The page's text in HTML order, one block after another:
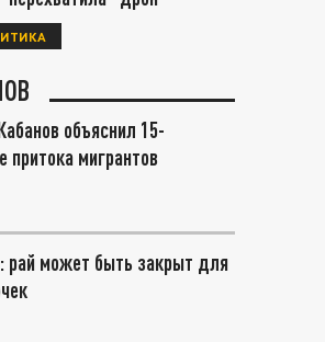
объяснил 15-
притока мигрантов
рай может быть закрыт для